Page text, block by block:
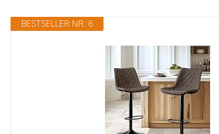
BESTSELLER NR. 6